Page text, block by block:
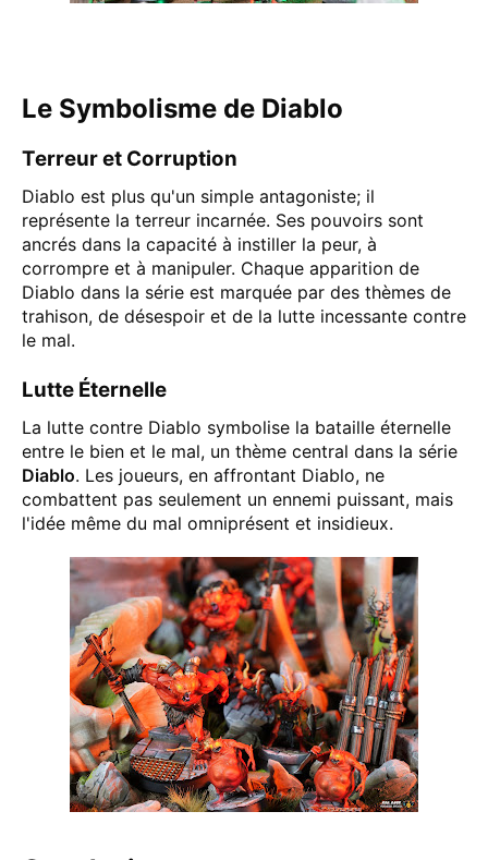
Le Symbolisme de Diablo
Terreur et Corruption
Diablo est plus qu'un simple antagoniste; il
représente la terreur incarnée. Ses pouvoirs sont
ancrés dans la capacité à instiller la peur, à
corrompre et à manipuler. Chaque apparition de
Diablo dans la série est marquée par des thèmes de
trahison, de désespoir et de la lutte incessante contre
le mal.
Lutte Éternelle
La lutte contre Diablo symbolise la bataille éternelle
entre le bien et le mal, un thème central dans la série
Diablo. Les joueurs, en affrontant Diablo, ne
combattent pas seulement un ennemi puissant, mais
l'idée même du mal omniprésent et insidieux.